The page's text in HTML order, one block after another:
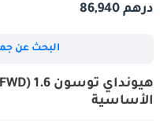
درهم 86,940
البحث عن
الأساسية